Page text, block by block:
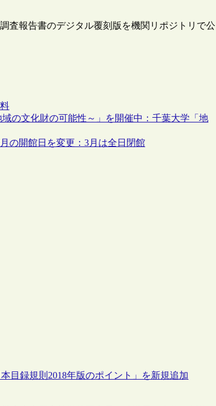
査報告書のデジタル覆刻版を機関リポジトリで公
の文化財の可能性～」を開催中：千葉大学「地
の開館日を変更：3月は全日閉館
目録規則2018年版のポイント」を新規追加